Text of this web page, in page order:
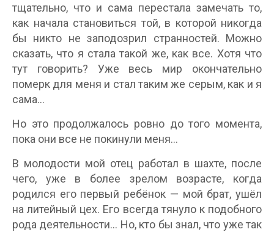
тщательно, что и сама перестала замечать то,
как начала становиться той, в которой никогда
бы никто не заподозрил странностей. Можно
сказать, что я стала такой же, как все. Хотя что
тут говорить? Уже весь мир окончательно
померк для меня и стал таким же серым, как и я
сама…
Но это продолжалось ровно до того момента,
пока они все не покинули меня…
В молодости мой отец работал в шахте, после
чего, уже в более зрелом возрасте, когда
родился его первый ребёнок — мой брат, ушёл
на литейный цех. Его всегда тянуло к подобного
рода деятельности… Но, кто бы знал, что уже так